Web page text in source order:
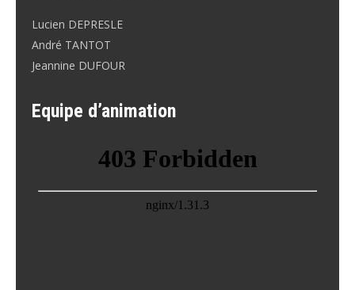
Lucien DEPRESLE
André TANTOT
Jeannine DUFOUR
Equipe d’animation